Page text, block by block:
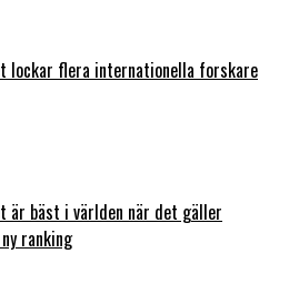
lockar flera internationella forskare
är bäst i världen när det gäller
ranking